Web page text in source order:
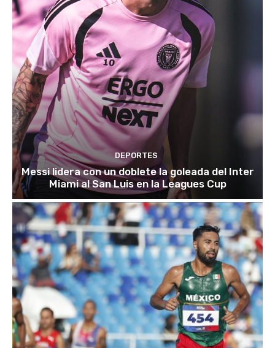
DEPORTES
Messi lidera con un doblete la goleada del Inter
Miami al San Luis en la Leagues Cup